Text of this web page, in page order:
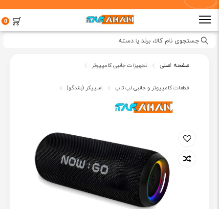
0
جستجوی نام کالا، برند یا دسته
صفحه اصلی تجهیزات جانبی کامپیوتر
قطعات کامپیوتر و جانبی لپ تاپ اسپیکر (بلندگو)